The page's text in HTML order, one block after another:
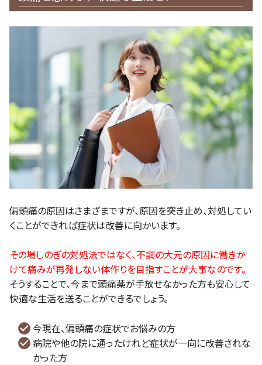
偏頭痛の原因はさまざまですが、原因を突き止め、対処してい
くことができれば症状は改善に向かいます。
その場しのぎの対処法ではなく、不調の大元の原因に働きか
けて痛みが再発しない体作りを目指すことが大事なのです。
そうすることで、今まで頭痛薬が手放せなかった方も安心して
快適な生活を送ることができるでしょう。
今現在、偏頭痛の症状でお悩みの方
病院や他の院に通ったけれど症状が一向に改善されな
かった方